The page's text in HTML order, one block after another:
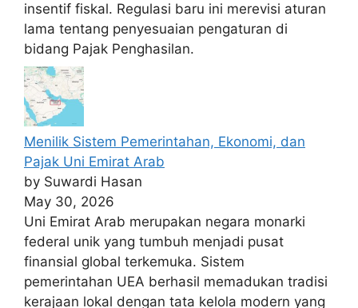
insentif fiskal. Regulasi baru ini merevisi aturan
lama tentang penyesuaian pengaturan di
bidang Pajak Penghasilan.
Menilik Sistem Pemerintahan, Ekonomi, dan
Pajak Uni Emirat Arab
by Suwardi Hasan
May 30, 2026
Uni Emirat Arab merupakan negara monarki
federal unik yang tumbuh menjadi pusat
finansial global terkemuka. Sistem
pemerintahan UEA berhasil memadukan tradisi
kerajaan lokal dengan tata kelola modern yang